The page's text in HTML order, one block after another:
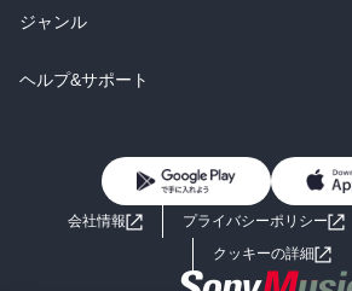
BL・TL
雑誌・グラビア
BL・TL
ラノベ
雑誌・グラビア
総合
ラノベ
ジャンル
コミック
ライトノベル 男子向
小説
ヘルプ&サポート
よくあるご質問 お問い
会社情報 プライバシーポリシー
クッキーの詳細